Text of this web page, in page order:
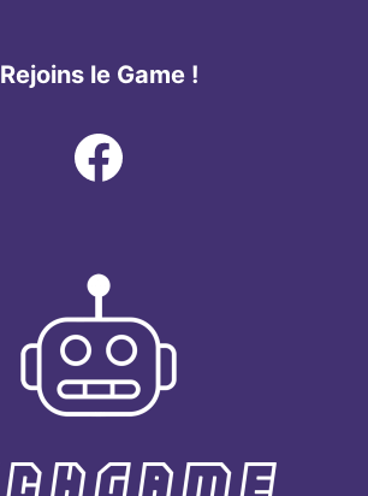
Rejoins le Game !
Facebook